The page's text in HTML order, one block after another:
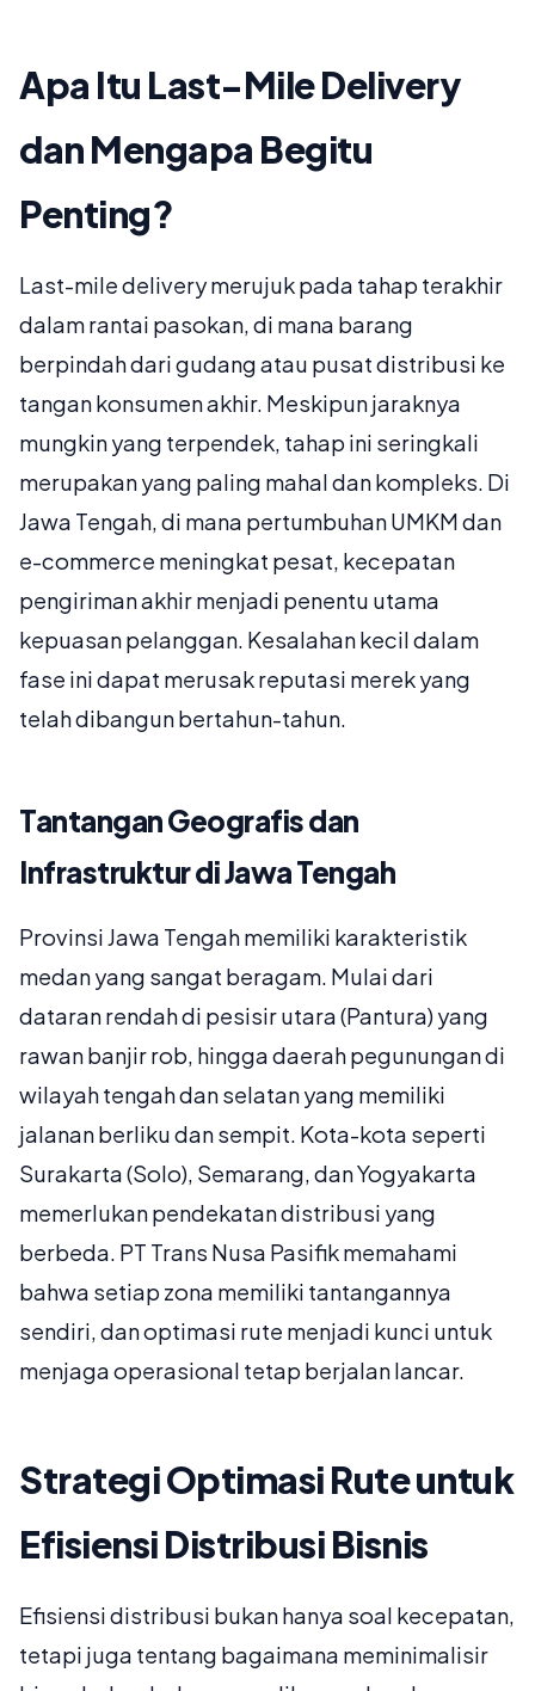
Apa Itu Last-Mile Delivery
dan Mengapa Begitu
Penting?
Last-mile delivery merujuk pada tahap terakhir
dalam rantai pasokan, di mana barang
berpindah dari gudang atau pusat distribusi ke
tangan konsumen akhir. Meskipun jaraknya
mungkin yang terpendek, tahap ini seringkali
merupakan yang paling mahal dan kompleks. Di
Jawa Tengah, di mana pertumbuhan UMKM dan
e-commerce meningkat pesat, kecepatan
pengiriman akhir menjadi penentu utama
kepuasan pelanggan. Kesalahan kecil dalam
fase ini dapat merusak reputasi merek yang
telah dibangun bertahun-tahun.
Tantangan Geografis dan
Infrastruktur di Jawa Tengah
Provinsi Jawa Tengah memiliki karakteristik
medan yang sangat beragam. Mulai dari
dataran rendah di pesisir utara (Pantura) yang
rawan banjir rob, hingga daerah pegunungan di
wilayah tengah dan selatan yang memiliki
jalanan berliku dan sempit. Kota-kota seperti
Surakarta (Solo), Semarang, dan Yogyakarta
memerlukan pendekatan distribusi yang
berbeda. PT Trans Nusa Pasifik memahami
bahwa setiap zona memiliki tantangannya
sendiri, dan optimasi rute menjadi kunci untuk
menjaga operasional tetap berjalan lancar.
Strategi Optimasi Rute untuk
Efisiensi Distribusi Bisnis
Efisiensi distribusi bukan hanya soal kecepatan,
tetapi juga tentang bagaimana meminimalisir